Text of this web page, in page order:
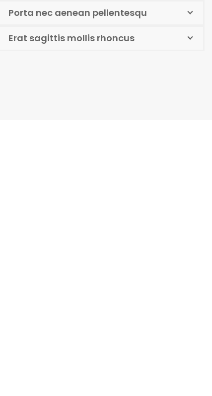
Porta nec aenean pellentesqu
Erat sagittis mollis rhoncus